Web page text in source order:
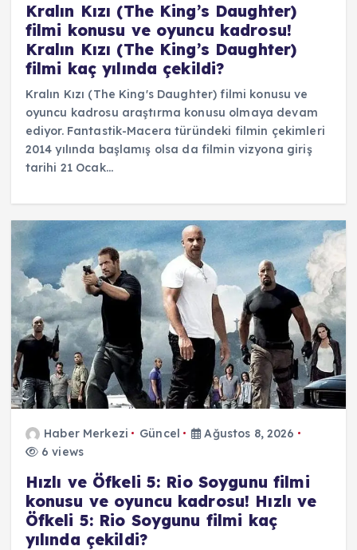
Kralın Kızı (The King’s Daughter)
filmi konusu ve oyuncu kadrosu!
Kralın Kızı (The King’s Daughter)
filmi kaç yılında çekildi?
Kralın Kızı (The King's Daughter) filmi konusu ve
oyuncu kadrosu araştırma konusu olmaya devam
ediyor. Fantastik-Macera türündeki filmin çekimleri
2014 yılında başlamış olsa da filmin vizyona giriş
tarihi 21 Ocak…
Haber Merkezi Güncel
Ağustos 8, 2026
6 views
Hızlı ve Öfkeli 5: Rio Soygunu filmi
konusu ve oyuncu kadrosu! Hızlı ve
Öfkeli 5: Rio Soygunu filmi kaç
yılında çekildi?